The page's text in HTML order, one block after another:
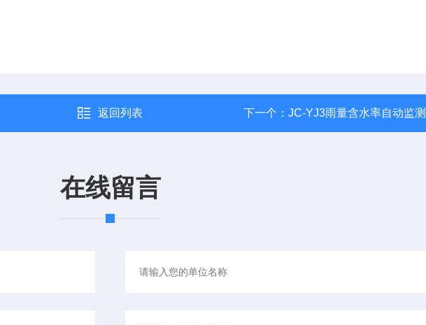
返回列表 下一个： JC-YJ3雨量含水率自动监
在线留言